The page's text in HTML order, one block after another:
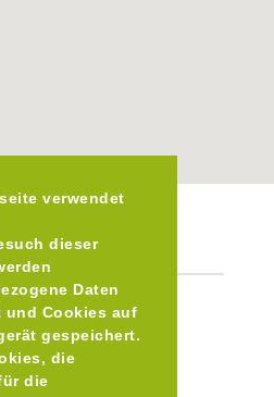
verwendet
dieser
Daten
und Cookies auf
gespeichert.
die
die
Übersicht
Pöcking